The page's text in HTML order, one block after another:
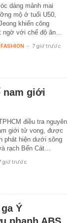
dáng mảnh mai
mộ ở tuổi U50,
khiến công
ngờ với chế độ ăn…
- 7 giờ trước
nam giới
điều tra nguyên
giới tử vong, được
phát hiện dưới sông
rạch Bến Cát…
giờ trước
Ý